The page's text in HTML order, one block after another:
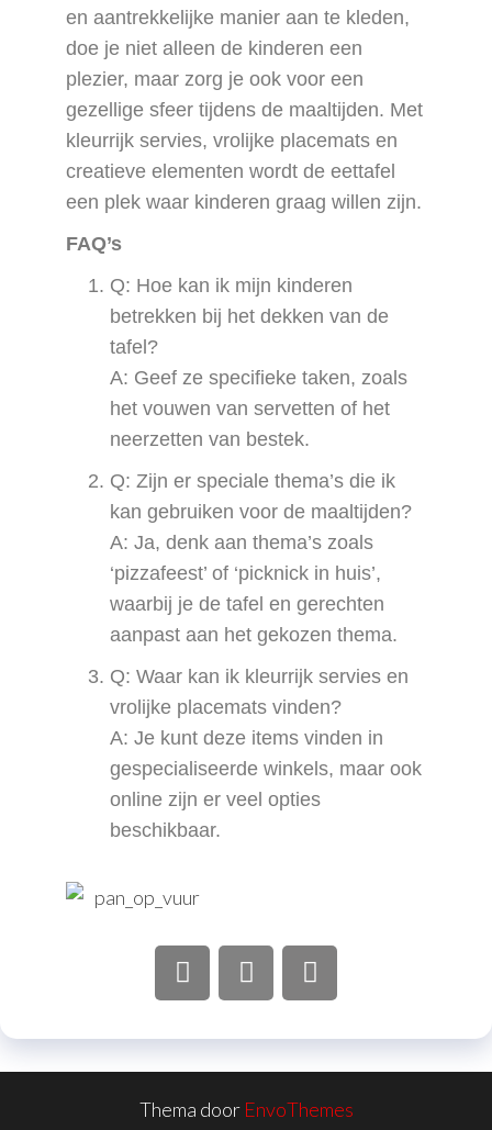
en aantrekkelijke manier aan te kleden,
doe je niet alleen de kinderen een
plezier, maar zorg je ook voor een
gezellige sfeer tijdens de maaltijden. Met
kleurrijk servies, vrolijke placemats en
creatieve elementen wordt de eettafel
een plek waar kinderen graag willen zijn.
FAQ’s
Q: Hoe kan ik mijn kinderen
betrekken bij het dekken van de
tafel?
A: Geef ze specifieke taken, zoals
het vouwen van servetten of het
neerzetten van bestek.
Q: Zijn er speciale thema’s die ik
kan gebruiken voor de maaltijden?
A: Ja, denk aan thema’s zoals
‘pizzafeest’ of ‘picknick in huis’,
waarbij je de tafel en gerechten
aanpast aan het gekozen thema.
Q: Waar kan ik kleurrijk servies en
vrolijke placemats vinden?
A: Je kunt deze items vinden in
gespecialiseerde winkels, maar ook
online zijn er veel opties
beschikbaar.
Thema door EnvoThemes